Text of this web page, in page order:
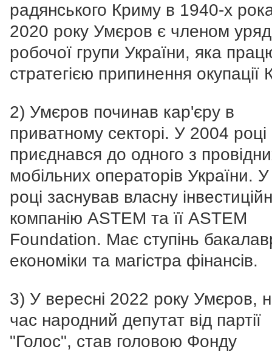
радянського Криму в 1940-х
2020 року Умєров є членом
робочої групи України, яка
стратегією припинення окупації
2) Умєров починав кар'єру в
приватному секторі. У 2004 році
приєднався до одного з
мобільних операторів України.
році заснував власну
компанію ASTEM та її ASTEM
Foundation. Має ступінь
економіки та магістра фінансів.
3) У вересні 2022 року Умєров,
час народний депутат від партії
"Голос", став головою Фонду